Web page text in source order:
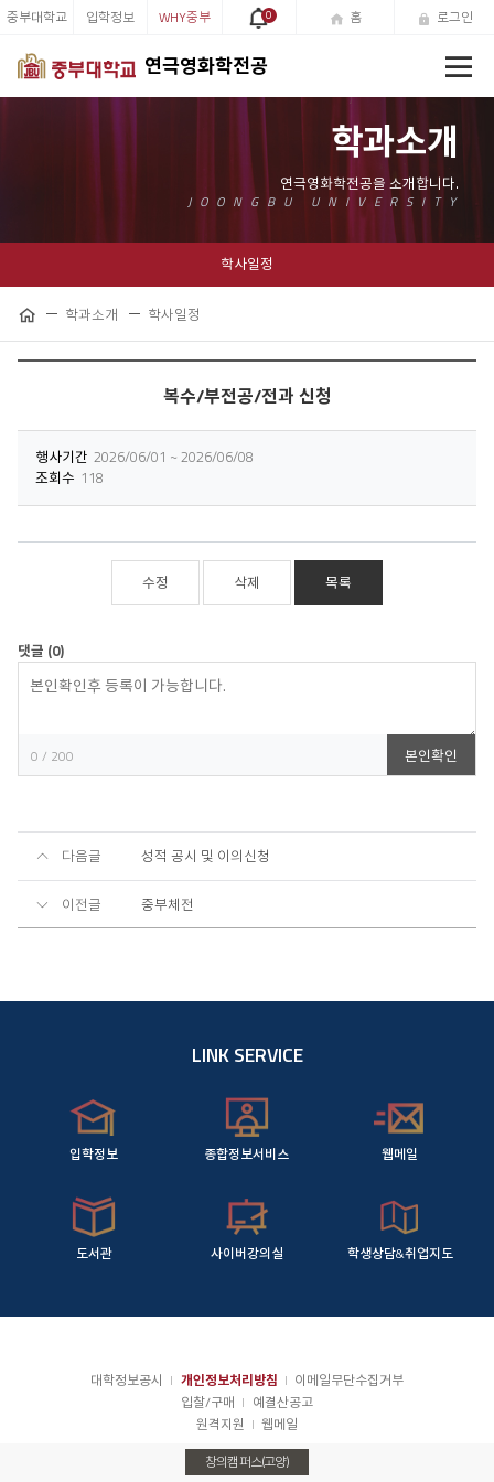
연극영화학전공
중부대학교 입학정보 WHY중부 0 홈 로그인
학과소개
학사일정
홈
학과소개 학사일정
유
하
복수/부전공/전과 신청
행사기간 2026/06/01 ~ 2026/06/08
조회수 118
수정 삭제 목록
댓글 (0)
등
0 / 200 본인확인
다음글 성적 공시 및 이의신청
이전글 중부체전
LINK SERVICE
입학정보 종합정보서비스 웹메일
도서관 사이버강의실 학생상담&취업지도
대학정보공시 개인정보처리방침
이메일무단수집거부
입찰/구매
예결산공고
원격지원
웹메일
창의캠퍼스(고양)